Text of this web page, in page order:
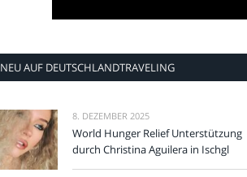
NEU AUF DEUTSCHLANDTRAVELING
8. DEZEMBER 2025
World Hunger Relief Unterstützung
durch Christina Aguilera in Ischgl